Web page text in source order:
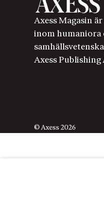
Axess Magasin
inom humaniora
Axess Publishing
© Axess 2026